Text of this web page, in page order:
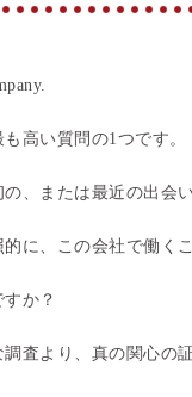
高い質問の1つです。
、または最近の出会
に、この会社で働く
か？
査より、真の関心の